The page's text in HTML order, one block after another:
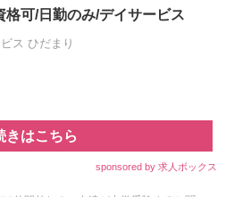
格可/日勤のみ/デイサービス
ス ひだまり
きはこちら
sponsored by 求人ボックス